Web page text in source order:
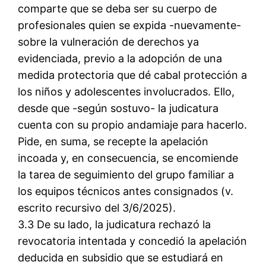
comparte que se deba ser su cuerpo de
profesionales quien se expida -nuevamente-
sobre la vulneración de derechos ya
evidenciada, previo a la adopción de una
medida protectoria que dé cabal protección a
los niños y adolescentes involucrados. Ello,
desde que -según sostuvo- la judicatura
cuenta con su propio andamiaje para hacerlo.
Pide, en suma, se recepte la apelación
incoada y, en consecuencia, se encomiende
la tarea de seguimiento del grupo familiar a
los equipos técnicos antes consignados (v.
escrito recursivo del 3/6/2025).
3.3 De su lado, la judicatura rechazó la
revocatoria intentada y concedió la apelación
deducida en subsidio que se estudiará en